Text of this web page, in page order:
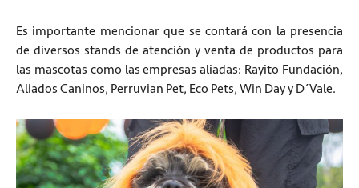
Es importante mencionar que se contará con la presencia
de diversos stands de atención y venta de productos para
las mascotas como las empresas aliadas: Rayito Fundación,
Aliados Caninos, Perruvian Pet, Eco Pets, Win Day y D´Vale.